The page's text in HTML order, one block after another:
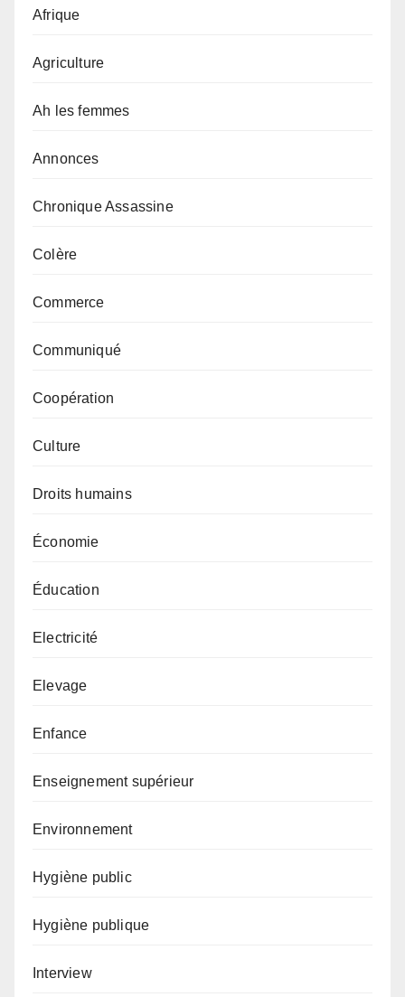
Afrique
Agriculture
Ah les femmes
Annonces
Chronique Assassine
Colère
Commerce
Communiqué
Coopération
Culture
Droits humains
Économie
Éducation
Electricité
Elevage
Enfance
Enseignement supérieur
Environnement
Hygiène public
Hygiène publique
Interview